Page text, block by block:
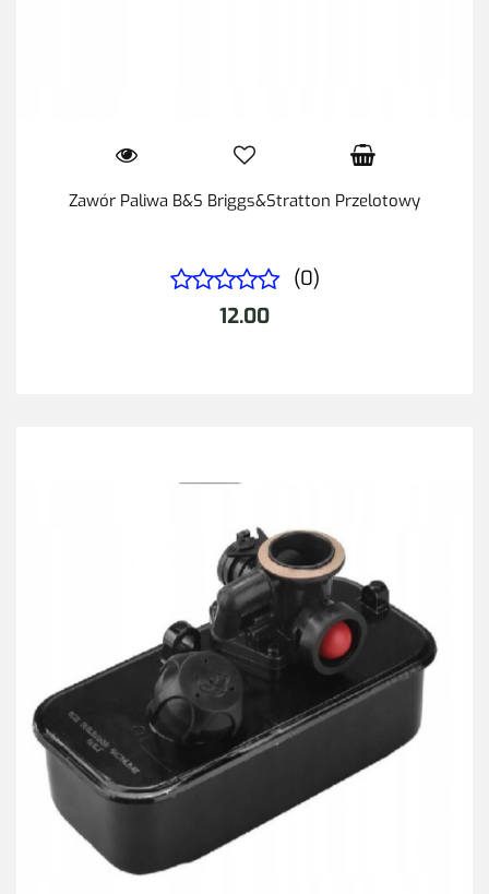
Zawór Paliwa B&S Briggs&Stratton Przelotowy
(0)
12.00